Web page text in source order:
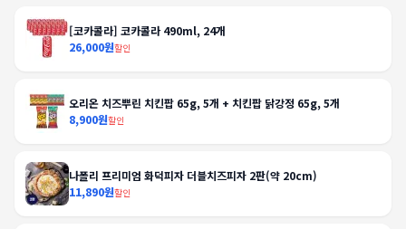
[코카콜라] 코카콜라 490ml, 24개
26,000원할인
오리온 치즈뿌린 치킨팝 65g, 5개 + 치킨팝 닭강정 65g, 5개
8,900원할인
나폴리 프리미엄 화덕피자 더블치즈피자 2판(약 20cm)
11,890원할인